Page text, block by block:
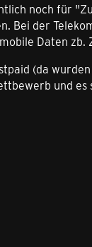
noch für
Bei der
Daten zb.
(da
und